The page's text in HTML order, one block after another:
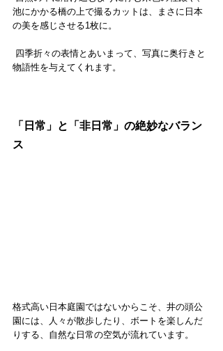
池にかかる橋の上で撮るカットは、まさに日本
の美を感じさせる1枚に。
物語性を与えてくれます。
「日常」と「非日常」の絶妙なバラン
ス
格式高い日本庭園ではないからこそ、井の頭公
園には、人々が散歩したり、ボートを楽しんだ
りする、自然な日常の空気が流れています。